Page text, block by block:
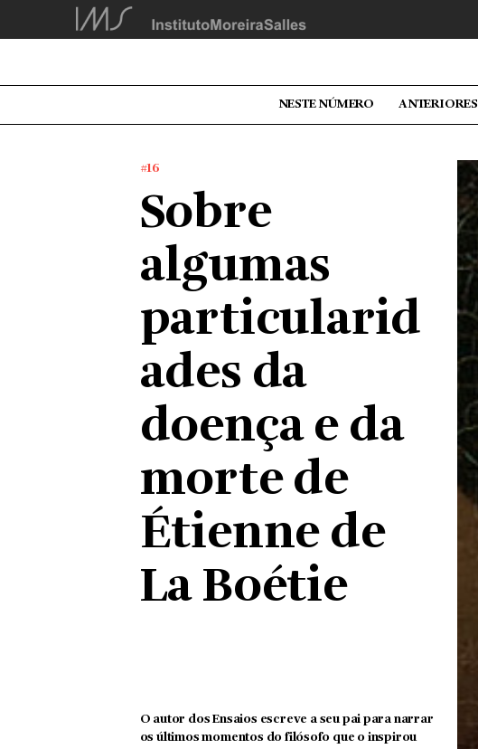
NESTE NÚMERO ANTERIORES
#16
Sobre
algumas
particularid
ades da
doença e da
morte de
Étienne de
La Boétie
O autor dosEnsaios escreve a seu pai para narrar
os últimos momentos do filósofo que o inspirou